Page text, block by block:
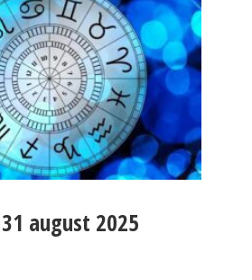
31 august 2025